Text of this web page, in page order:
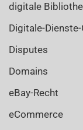
digitale
Digitale-
Disputes
Domains
eBay-Recht
eCommerce